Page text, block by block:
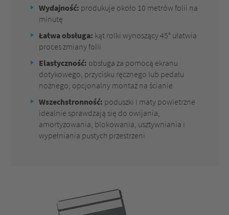
Wydajność: produkuje około 10 metrów folii na
minutę
Łatwa obsługa: kąt rolki wynoszący 45° ułatwia
proces zmiany folii
Elastyczność: obsługa za pomocą ekranu
dotykowego, przycisku ręcznego lub pedału
nożnego; opcjonalny montaż na ścianie
Wszechstronność: poduszki i maty powietrzne
idealnie sprawdzają się do owijania,
amortyzowania, blokowania, usztywniania i
wypełniania pustych przestrzeni